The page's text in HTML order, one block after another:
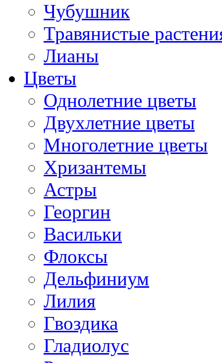
Чубушник
Травянистые
Лианы
Цветы
Однолетние цветы
Двухлетние цветы
Многолетние цветы
Хризантемы
Астры
Георгин
Васильки
Флоксы
Дельфиниум
Лилия
Гвоздика
Гладиолус